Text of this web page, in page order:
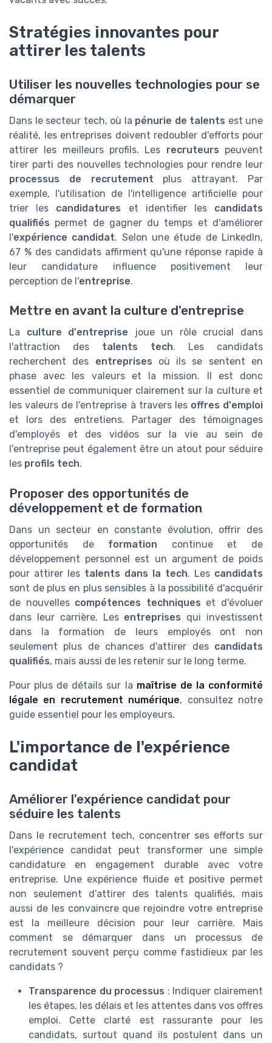
Stratégies innovantes pour
attirer les talents
Utiliser les nouvelles technologies pour se
démarquer
Dans le secteur tech, où la pénurie de talents est une
réalité, les entreprises doivent redoubler d'efforts pour
attirer les meilleurs profils. Les recruteurs peuvent
tirer parti des nouvelles technologies pour rendre leur
processus de recrutement plus attrayant. Par
exemple, l'utilisation de l'intelligence artificielle pour
trier les candidatures et identifier les candidats
qualifiés permet de gagner du temps et d'améliorer
l'expérience candidat. Selon une étude de LinkedIn,
67 % des candidats affirment qu'une réponse rapide à
leur candidature influence positivement leur
perception de l'entreprise.
Mettre en avant la culture d'entreprise
La culture d'entreprise joue un rôle crucial dans
l'attraction des talents tech. Les candidats
recherchent des entreprises où ils se sentent en
phase avec les valeurs et la mission. Il est donc
essentiel de communiquer clairement sur la culture et
les valeurs de l'entreprise à travers les offres d'emploi
et lors des entretiens. Partager des témoignages
d'employés et des vidéos sur la vie au sein de
l'entreprise peut également être un atout pour séduire
les profils tech.
Proposer des opportunités de
développement et de formation
Dans un secteur en constante évolution, offrir des
opportunités de formation continue et de
développement personnel est un argument de poids
pour attirer les talents dans la tech. Les candidats
sont de plus en plus sensibles à la possibilité d'acquérir
de nouvelles compétences techniques et d'évoluer
dans leur carrière. Les entreprises qui investissent
dans la formation de leurs employés ont non
seulement plus de chances d'attirer des candidats
qualifiés, mais aussi de les retenir sur le long terme.
Pour plus de détails sur la maîtrise de la conformité
légale en recrutement numérique, consultez notre
guide essentiel pour les employeurs.
L'importance de l'expérience
candidat
Améliorer l'expérience candidat pour
séduire les talents
Dans le recrutement tech, concentrer ses efforts sur
l'expérience candidat peut transformer une simple
candidature en engagement durable avec votre
entreprise. Une expérience fluide et positive permet
non seulement d'attirer des talents qualifiés, mais
aussi de les convaincre que rejoindre votre entreprise
est la meilleure décision pour leur carrière. Mais
comment se démarquer dans un processus de
recrutement souvent perçu comme fastidieux par les
candidats ?
Transparence du processus : Indiquer clairement
les étapes, les délais et les attentes dans vos offres
emploi. Cette clarté est rassurante pour les
candidats, surtout quand ils postulent dans un